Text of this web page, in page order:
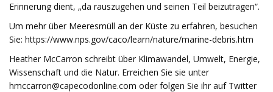
Erinnerung dient, „da rauszugehen und seinen Teil beizutragen“.
Um mehr über Meeresmüll an der Küste zu erfahren, besuchen
Sie: https://www.nps.gov/caco/learn/nature/marine-debris.htm
Heather McCarron schreibt über Klimawandel, Umwelt, Energie,
Wissenschaft und die Natur. Erreichen Sie sie unter
hmccarron@capecodonline.com oder folgen Sie ihr auf Twitter